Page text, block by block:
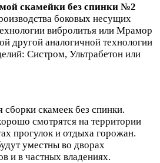
скамейки без спинки №2
боковых несущих
вибролитья или Мрамор
другой аналогичной технологии
Систром, Ультрабетон или
скамеек без спинки.
смотрятся на территории
прогулок и отдыха горожан.
уместны во дворах
и в частных владениях.